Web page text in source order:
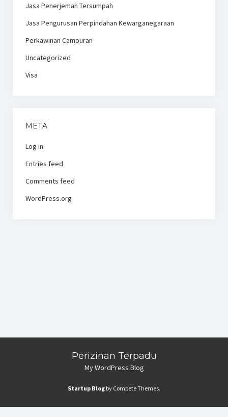
Jasa Penerjemah Tersumpah
Jasa Pengurusan Perpindahan Kewarganegaraan
Perkawinan Campuran
Uncategorized
Visa
META
Log in
Entries feed
Comments feed
WordPress.org
Perizinan Terpadu
My WordPress Blog
Startup Blog by Compete Themes.